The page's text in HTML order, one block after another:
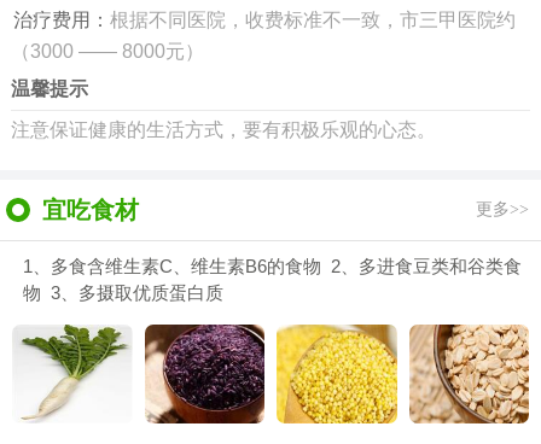
治疗费用： 根据不同医院，收费标准不一致，市三甲医院约
（3000 —— 8000元）
温馨提示
注意保证健康的生活方式，要有积极乐观的心态。
宜吃食材 更多>>
1、多食含维生素C、维生素B6的食物 2、多进食豆类和谷类食
物 3、多摄取优质蛋白质